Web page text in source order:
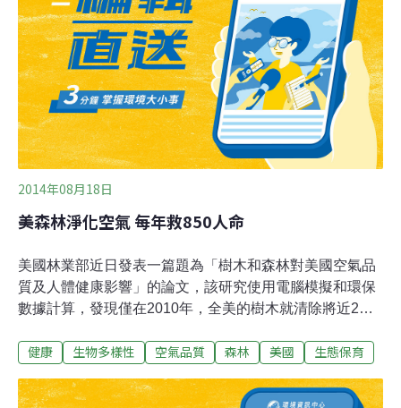
2014年08月18日
美森林淨化空氣 每年救850人命
美國林業部近日發表一篇題為「樹木和森林對美國空氣品
質及人體健康影響」的論文，該研究使用電腦模擬和環保
數據計算，發現僅在2010年，全美的樹木就清除將近2億
條人命，對美國人的健康起到了相當於一年花費65億美元
淨化能力，顯示全美郊區森林每年淨化汙染空氣的能力為
健康 生物多樣性 空氣品質 森林 美國 生態保育